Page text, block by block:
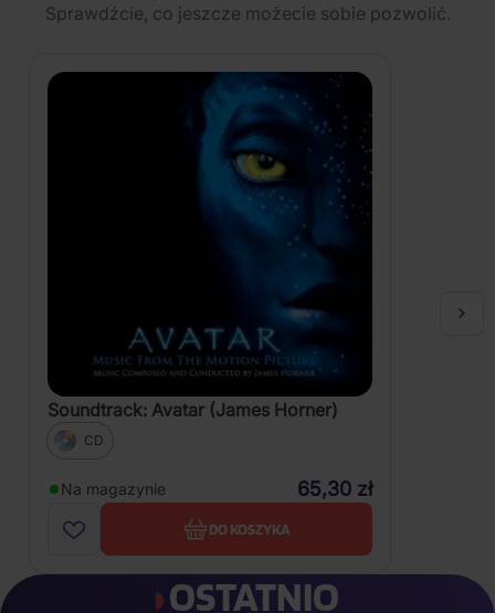
Sprawdźcie, co jeszcze możecie sobie pozwolić.
Soundtrack: Avatar (James Horner)
CD
Na magazynie 65,30 zł
DO KOSZYKA
OSTATNIO